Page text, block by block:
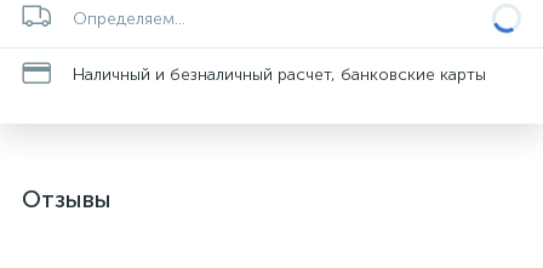
Определяем...
Наличный и безналичный расчет, банковские карты
Отзывы